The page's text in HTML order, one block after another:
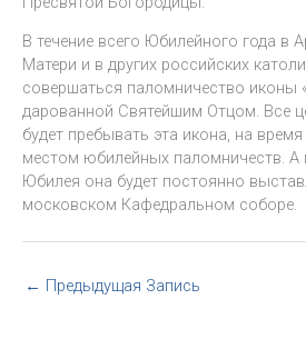
В течение всего Юбилейного года в
Матери и в других российских
совершаться паломничество иконы
дарованной Святейшим Отцом. Все
будет пребывать эта икона, на
местом юбилейных паломничеств. А
Юбилея она будет постоянно
московском Кафедральном соборе.
← Предыдущая Запись